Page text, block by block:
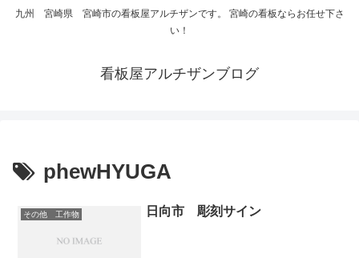
九州 宮崎県 宮崎市の看板屋アルチザンです。 宮崎の看板ならお任せ下さ
い！
看板屋アルチザンブログ
phewHYUGA
その他 工作物 日向市 彫刻サイン